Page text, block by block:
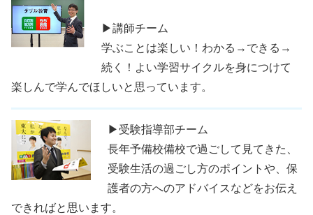
▶講師チーム
学ぶことは楽しい！わかる→できる→
続く！よい学習サイクルを身につけて
楽しんで学んでほしいと思っています。
▶受験指導部チーム
長年予備校備校で過ごして見てきた、
受験生活の過ごし方のポイントや、保
護者の方へのアドバイスなどをお伝え
できればと思います。